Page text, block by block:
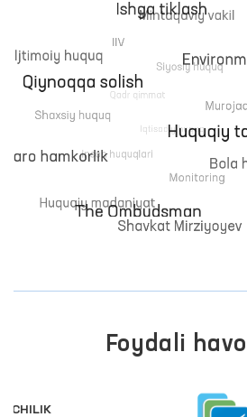
Foydali
INTERAKTIV